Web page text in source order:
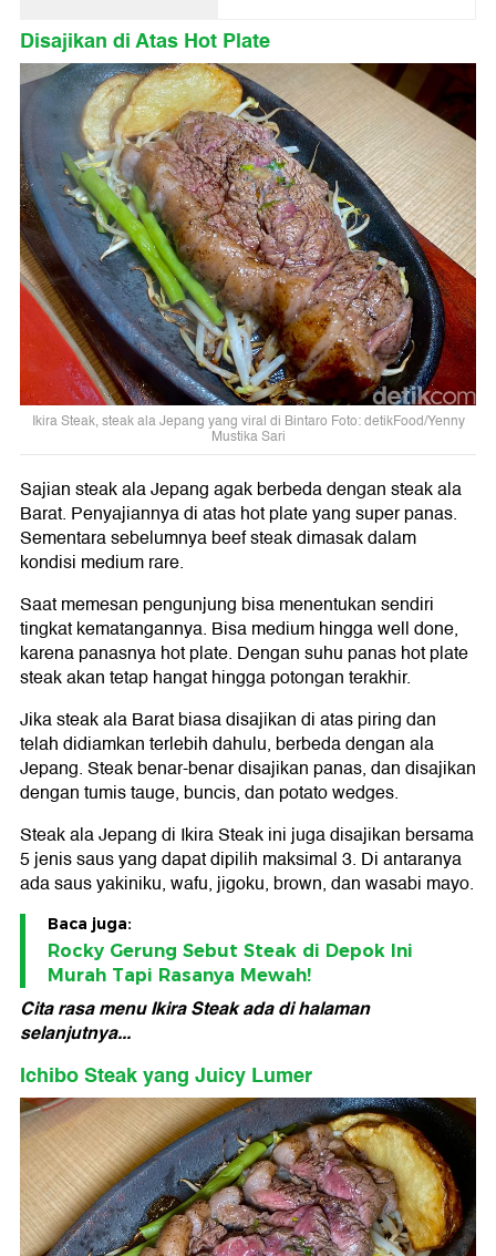
Disajikan di Atas Hot Plate
Ikira Steak, steak ala Jepang yang viral di Bintaro Foto: detikFood/Yenny
Mustika Sari
Sajian steak ala Jepang agak berbeda dengan steak ala
Barat. Penyajiannya di atas hot plate yang super panas.
Sementara sebelumnya beef steak dimasak dalam
kondisi medium rare.
Saat memesan pengunjung bisa menentukan sendiri
tingkat kematangannya. Bisa medium hingga well done,
karena panasnya hot plate. Dengan suhu panas hot plate
steak akan tetap hangat hingga potongan terakhir.
Jika steak ala Barat biasa disajikan di atas piring dan
telah didiamkan terlebih dahulu, berbeda dengan ala
Jepang. Steak benar-benar disajikan panas, dan disajikan
dengan tumis tauge, buncis, dan potato wedges.
Steak ala Jepang di Ikira Steak ini juga disajikan bersama
5 jenis saus yang dapat dipilih maksimal 3. Di antaranya
ada saus yakiniku, wafu, jigoku, brown, dan wasabi mayo.
Baca juga:
Rocky Gerung Sebut Steak di Depok Ini
Murah Tapi Rasanya Mewah!
Cita rasa menu Ikira Steak ada di halaman
selanjutnya...
Ichibo Steak yang Juicy Lumer